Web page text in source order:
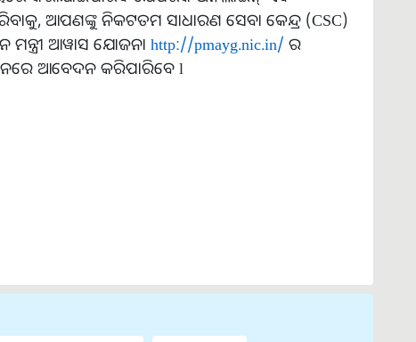
ଆପଣଙ୍କୁ ନିକଟତମ ସାଧାରଣ ସେବା କେନ୍ଦ୍ର (CSC)
ଆୱାସ ଯୋଜନା http://pmayg.nic.in/ ର
ଆବେଦନ କରିପାରିବେ l